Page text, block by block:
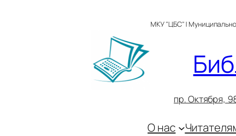
МКУ "ЦБС" |
пр. Октября, 9
О нас